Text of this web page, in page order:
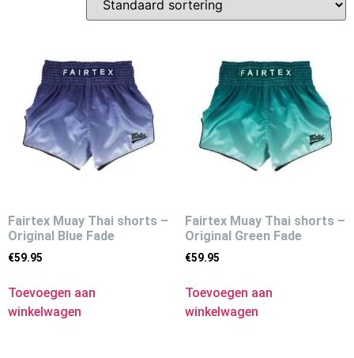
Fairtex Muay Thai shorts –
Original Blue Fade
€59.95
Toevoegen aan
winkelwagen
Fairtex Muay Thai shorts –
Original Green Fade
€59.95
Toevoegen aan
winkelwagen